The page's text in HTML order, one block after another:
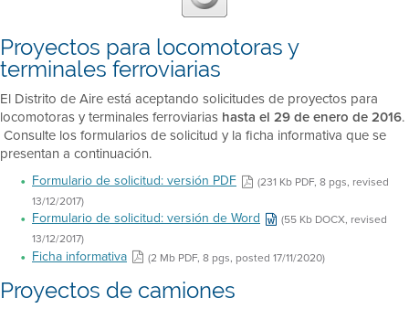
Proyectos para locomotoras y
terminales ferroviarias
El Distrito de Aire está aceptando solicitudes de proyectos para
locomotoras y terminales ferroviarias hasta el 29 de enero de 2016.
Consulte los formularios de solicitud y la ficha informativa que se
presentan a continuación.
Formulario de solicitud: versión PDF
(231 Kb PDF, 8 pgs, revised
13/12/2017)
Formulario de solicitud: versión de Word
(55 Kb DOCX, revised
13/12/2017)
Ficha informativa (2 Mb PDF, 8 pgs, posted 17/11/2020)
Proyectos de camiones